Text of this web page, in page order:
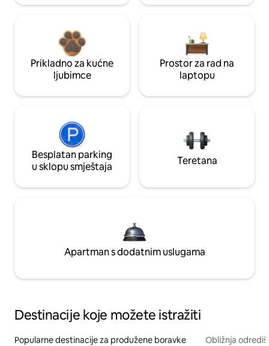
Prikladno za kućne
ljubimce
Prostor za rad na
laptopu
Besplatan parking
u sklopu smještaja
Teretana
Apartman s dodatnim uslugama
Destinacije koje možete istražiti
Popularne destinacije za produžene boravke Obližnja